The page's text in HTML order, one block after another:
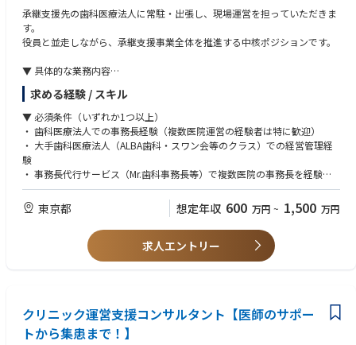
・営業活動におけるKPI管理、提案手法の改善、ナレッジ蓄積
・事業承継支援サービスの拡大に向けた営業企画、施策立案
※業務の変更の範囲：当社における業務全般
■魅力
・医療機関の後継者問題という社会課題に対し、事業承継を通じて地域医
療の継続に貢献できるポジションです。
・当社が長年築いてきた医療機関との顧客基盤を活かし、院長先生の経営
課題に深く入り込んだ提案ができます。
・単なる製品営業ではなく、院長先生の人生設計、従業員の雇用、患者様
の医療環境に関わる重要な意思決定を支援する、介在価値の高い営業で
す。
・立ち上げ・拡大フェーズの事業であるため、営業手法や提案プロセス、
サービス設計にも主体的に関わることができます。
・医療業界、M&A、事業承継、経営支援など、専門性の高いキャリアを形
・社員のWell-beingの実現に向け、働きやすい環境を整えています。フル
フレックスタイム制や在宅勤務制度、独自の休暇制度であるウェルビーイ
承継支援先の歯科医療法人に常駐・出張し、現場運営を担っていただきま
す。
役員と並走しながら、承継支援事業全体を推進する中核ポジションです。
▼ 具体的な業務内容
・ 承継支援先の歯科医療法人での事務長業務（現場運営全般）
・ 売上・利益管理、数値分析、経営改善施策の立案・実行
・ スタッフ採用・教育・労務・シフト管理
・ レセプト・保険算定業務の管理・最適化
・ 設備投資・物品調達・コスト管理
・ 院長との連携、経営判断のサポート
・ 支援先医院間のオペレーション標準化・ナレッジ蓄積
・ 将来的には、エリア統括・統括事務長として複数医院の支援をマネジメ
ント
▼ 入社後の流れ
入社直後は、役員との戦略すり合わせと、
支援先全体のオペレーション標準化と、新規承継案件への参画にも関わっ
ていきます。
求める経験 / スキル
▼ 必須条件（いずれか1つ以上）
・ 歯科医療法人での事務長経験（複数医院運営の経験者は特に歓迎）
・ 大手歯科医療法人（ALBA歯科・スワン会等のクラス）での経営管理経
験
・ 事務長代行サービス（Mr.歯科事務長等）で複数医院の事務長を経験
・ 歯科業界以外でも、医療法人・クリニックグループの事務長・経営管理
経験
▼ こんな方を求めています
・ 「地域の歯科医療を未来に残す」という事業ミッションに共感できる方
・ 経営者目線で現場を見られる方
・ 将来的に複数医院・複数法人の支援を統括するポジションを目指したい
方
東京都 想定年収 600 万円 ~ 1,500 万円
求人エントリー
クリニック運営支援コンサルタント【医師のサポー
トから集患まで！】